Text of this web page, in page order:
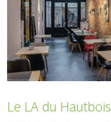
Le LA du Hautbois